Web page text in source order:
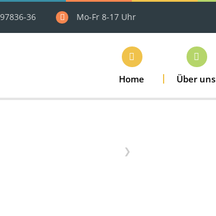
36 Mo-Fr 8-17 Uhr
Home Über uns